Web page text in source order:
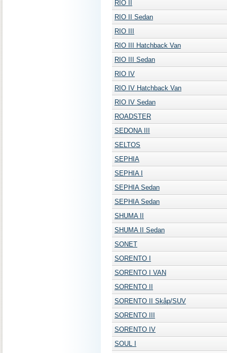
RIO II
RIO II Sedan
RIO III
RIO III Hatchback Van
RIO III Sedan
RIO IV
RIO IV Hatchback Van
RIO IV Sedan
ROADSTER
SEDONA III
SELTOS
SEPHIA
SEPHIA I
SEPHIA Sedan
SEPHIA Sedan
SHUMA II
SHUMA II Sedan
SONET
SORENTO I
SORENTO I VAN
SORENTO II
SORENTO II Skåp/SUV
SORENTO III
SORENTO IV
SOUL I